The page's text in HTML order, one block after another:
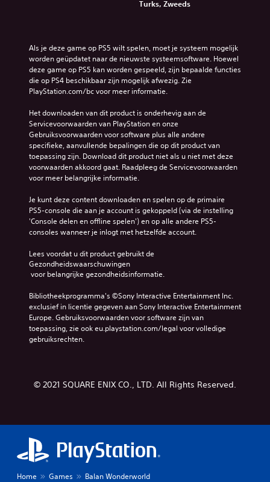
Turks, Zweeds
Als je deze game op PS5 wilt spelen, moet je systeem mogelijk
worden geüpdatet naar de nieuwste systeemsoftware. Hoewel
deze game op PS5 kan worden gespeeld, zijn bepaalde functies
die op PS4 beschikbaar zijn mogelijk afwezig. Zie
PlayStation.com/bc voor meer informatie.
Het downloaden van dit product is onderhevig aan de
Servicevoorwaarden van PlayStation en onze
Gebruiksvoorwaarden voor software plus alle andere
specifieke, aanvullende bepalingen die op dit product van
toepassing zijn. Download dit product niet als u niet met deze
voorwaarden akkoord gaat. Raadpleeg de Servicevoorwaarden
voor meer belangrijke informatie.
Je kunt deze content downloaden en spelen op de primaire
PS5-console die aan je account is gekoppeld (via de instelling
'Console delen en offline spelen') en op alle andere PS5-
consoles wanneer je inlogt met hetzelfde account.
Lees voordat u dit product gebruikt de
Gezondheidswaarschuwingen
voor belangrijke gezondheidsinformatie.
Bibliotheekprogramma's ©Sony Interactive Entertainment Inc.
exclusief in licentie gegeven aan Sony Interactive Entertainment
Europe. Gebruiksvoorwaarden voor software zijn van
toepassing, zie ook eu.playstation.com/legal voor volledige
gebruiksrechten.
© 2021 SQUARE ENIX CO., LTD. All Rights Reserved.
Home Games Balan Wonderworld